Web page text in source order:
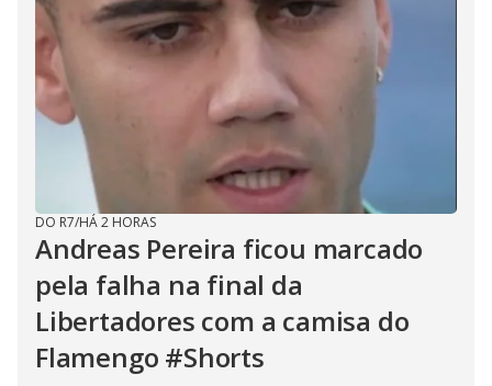
DO R7/HÁ 2 HORAS
Andreas Pereira ficou marcado
pela falha na final da
Libertadores com a camisa do
Flamengo #Shorts